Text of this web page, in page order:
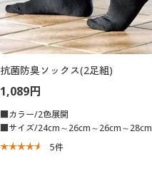
抗菌防臭ソックス(2足組)
1,089円
■カラー/2色展開
■サイズ/24cm～26cm～26cm～28cm
5件